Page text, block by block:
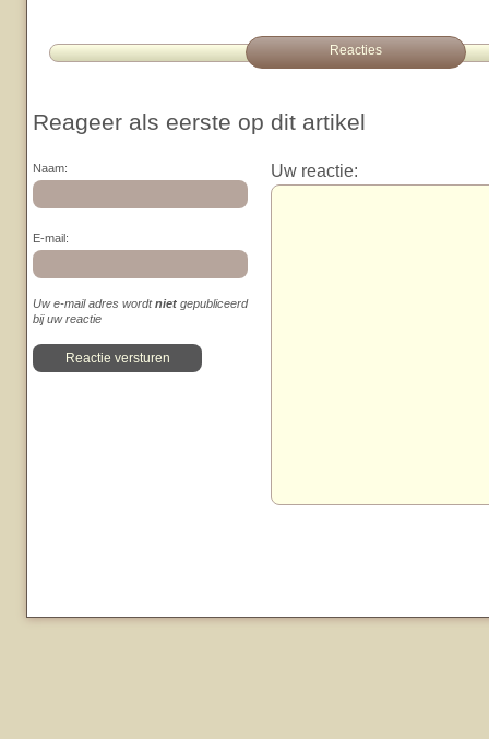
Reacties
Reageer als eerste op dit artikel
Naam:
E-mail:
Uw e-mail adres wordtniet gepubliceerd
bij uw reactie
Uw reactie: